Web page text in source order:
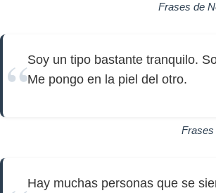
Frases de
Soy un tipo bastante tranquilo.
Me pongo en la piel del otro.
Frases
Hay muchas personas que se